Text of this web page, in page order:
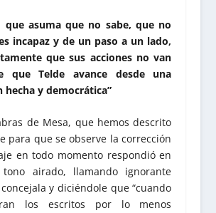
que asuma que no sabe, que no
incapaz y de un paso a un lado,
que sus acciones no van
que Telde avance desde una
hecha y democrática”
de Mesa, que hemos descrito
para que se observe la corrección
en todo momento respondió en
airado, llamando ignorante
y diciéndole que “cuando
los escritos por lo menos